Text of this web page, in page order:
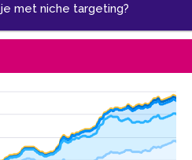
met niche targeting?